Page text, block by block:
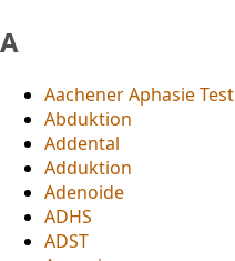
A
Aachener Aphasie Test
Abduktion
Addental
Adduktion
Adenoide
ADHS
ADST